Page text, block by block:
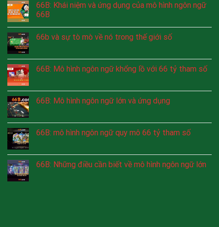
66B: Khái niệm và ứng dụng của mô hình ngôn ngữ
66B
66b và sự tò mò về nó trong thế giới số
66B: Mô hình ngôn ngữ khổng lồ với 66 tỷ tham số
66B: Mô hình ngôn ngữ lớn và ứng dụng
66B: mô hình ngôn ngữ quy mô 66 tỷ tham số
66B: Những điều cần biết về mô hình ngôn ngữ lớn